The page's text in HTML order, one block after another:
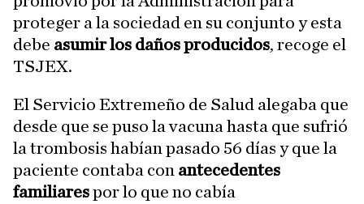
proteger a la sociedad en su conjunto y esta
debe asumir los daños producidos, recoge el
TSJEX.
El Servicio Extremeño de Salud alegaba que
desde que se puso la vacuna hasta que sufrió
la trombosis habían pasado 56 días y que la
paciente contaba con antecedentes
familiarespor lo que no cabía